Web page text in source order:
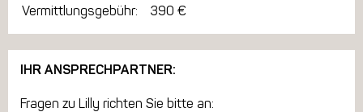
Vermittlungsgebühr:
390 €
IHR ANSPRECHPARTNER:
Fragen zu Lilly richten Sie bitte an: